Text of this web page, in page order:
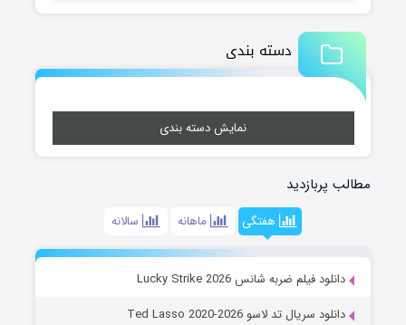
دسته بندی
نمایش دسته بندی
مطالب پربازدید
هفتگی ماهانه سالانه
دانلود فیلم ضربه شانس Lucky Strike 2026
دانلود سریال تد لاسو Ted Lasso 2020-2026